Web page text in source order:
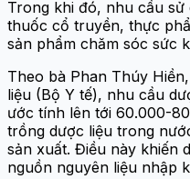
Trong khi đó, nhu cầu
thuốc cổ truyền, thực
sản phẩm chăm sóc sức
Theo bà Phan Thúy
liệu (Bộ Y tế), nhu cầu
ước tính lên tới 60.000-
trồng dược liệu trong
sản xuất. Điều này khiến
nguồn nguyên liệu nhập